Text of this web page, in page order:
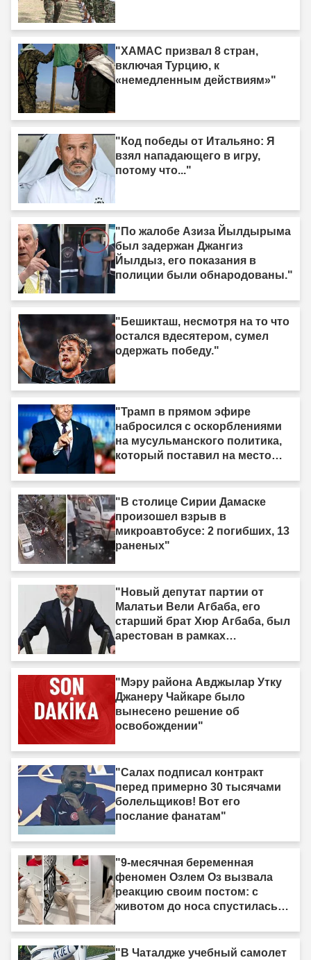
"ХАМАС призвал 8 стран,
включая Турцию, к
«немедленным действиям»"
"Код победы от Итальяно: Я
взял нападающего в игру,
потому что..."
"По жалобе Азиза Йылдырыма
был задержан Джангиз
Йылдыз, его показания в
полиции были обнародованы."
"Бешикташ, несмотря на то что
остался вдесятером, сумел
одержать победу."
"Трамп в прямом эфире
набросился с оскорблениями
на мусульманского политика,
который поставил на место
смотрю на него, я вижу только
дерьмо»"
"В столице Сирии Дамаске
произошел взрыв в
микроавтобусе: 2 погибших, 13
раненых"
"Новый депутат партии от
Малатьи Вели Агбаба, его
старший брат Хюр Агбаба, был
арестован в рамках
"Мэру района Авджылар Утку
Джанеру Чайкаре было
вынесено решение об
освобождении"
"Салах подписал контракт
перед примерно 30 тысячами
болельщиков! Вот его
послание фанатам"
"9-месячная беременная
феномен Озлем Оз вызвала
реакцию своим постом: с
животом до носа спустилась
"В Чаталдже учебный самолет